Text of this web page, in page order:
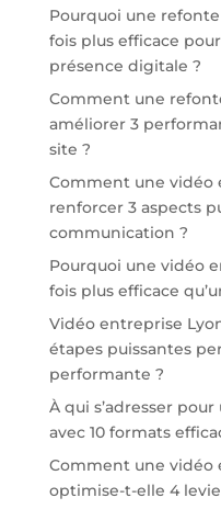
Pourquoi une
fois plus efficace
présence digitale ?
Comment une
améliorer 3
site ?
Comment une vidéo
renforcer 3 aspects
communication ?
Pourquoi une vidéo
fois plus efficace
Vidéo entreprise
étapes puissantes
performante ?
À qui s’adresser
avec 10 formats
Comment une vidéo
optimise-t-elle 4